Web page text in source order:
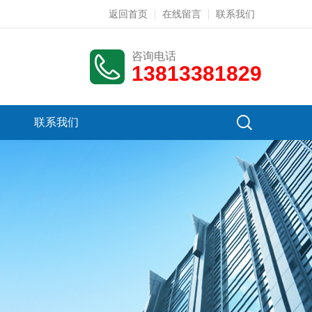
返回首页 在线留言 联系我们
咨询电话
13813381829
联系我们